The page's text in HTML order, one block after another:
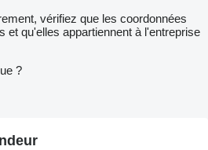
vérifiez que les coordonnées
et qu'elles appartiennent à l'entreprise
?